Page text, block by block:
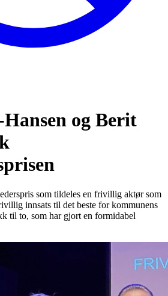
og Berit
som tildeles en frivillig aktør som
innsats til det beste for kommunens
til to, som har gjort en formidabel